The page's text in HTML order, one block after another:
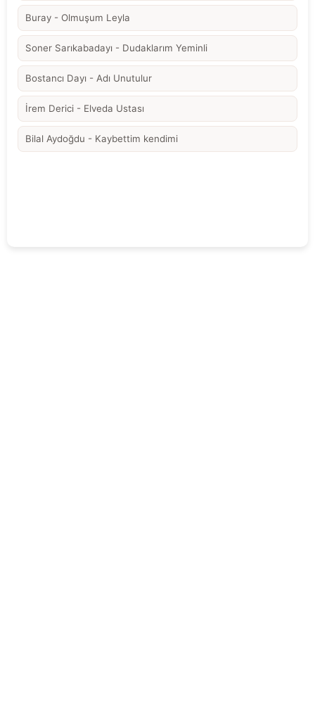
Buray - Olmuşum Leyla
Soner Sarıkabadayı - Dudaklarım Yeminli
Bostancı Dayı - Adı Unutulur
İrem Derici - Elveda Ustası
Bilal Aydoğdu - Kaybettim kendimi